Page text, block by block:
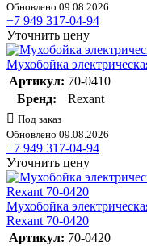
Обновлено 09.08.2026
+7 949 317-04-94
Уточнить цену
Мухобойка
Артикул: 70-0410
Бренд:
Rexant
Под заказ
Обновлено 09.08.2026
+7 949 317-04-94
Уточнить цену
Мухобойка
Rexant 70-0420
Артикул: 70-0420